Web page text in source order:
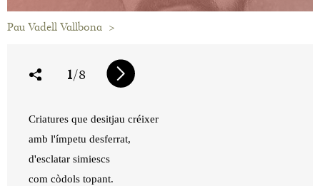
Pau Vadell Vallbona >
1/8
Criatures que desitjau créixer
amb l'ímpetu desferrat,
d'esclatar simiescs
com còdols topant.